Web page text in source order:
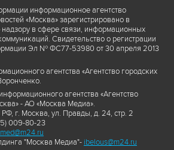
информационное агентство
«Москва» зарегистрировано в
в сфере связи, информационных
Свидетельство о регистрации
Эл № ФС77-53980 от 30 апреля 2013
агентства «Агентство городских
агентства «Агентство
- АО «Москва Медиа».
г. Москва, ул. Правды, д. 24, стр. 2
009-80-23
"Москва Медиа"- ibelous@m24.ru